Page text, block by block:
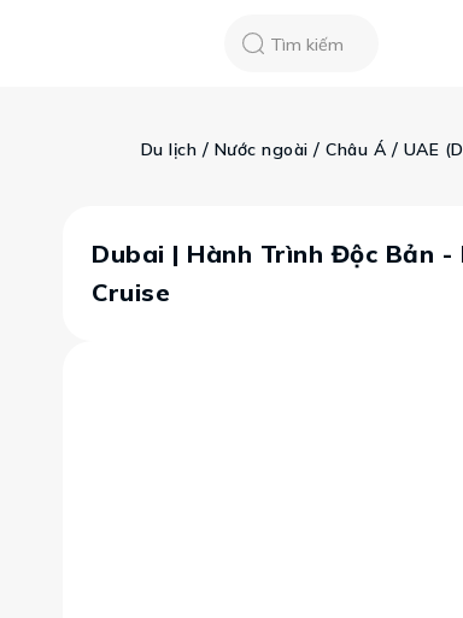
Tìm kiếm
Tin tức
Tin tức
Du lịch / Nước ngoài / Châu Á / UAE
Dubai | Hành Trình Độc Bản -
Cruise